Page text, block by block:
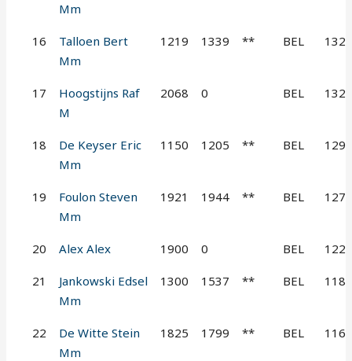
Mm
16
Talloen Bert
Mm
1219 1339 ** BEL 132
17
Hoogstijns Raf
M
2068 0 BEL 132
18
De Keyser Eric
Mm
1150 1205 ** BEL 129
19
Foulon Steven
Mm
1921 1944 ** BEL 127
20 Alex Alex 1900 0 BEL 122
21
Jankowski Edsel
Mm
1300 1537 ** BEL 118
22
De Witte Stein
Mm
1825 1799 ** BEL 116